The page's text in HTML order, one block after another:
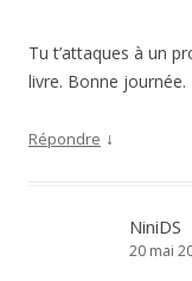
Tu t’attaques à un
livre. Bonne journée.
Répondre ↓
NiniDS
20 mai